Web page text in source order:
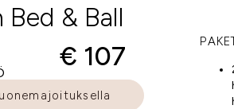
& Ball
€ 107